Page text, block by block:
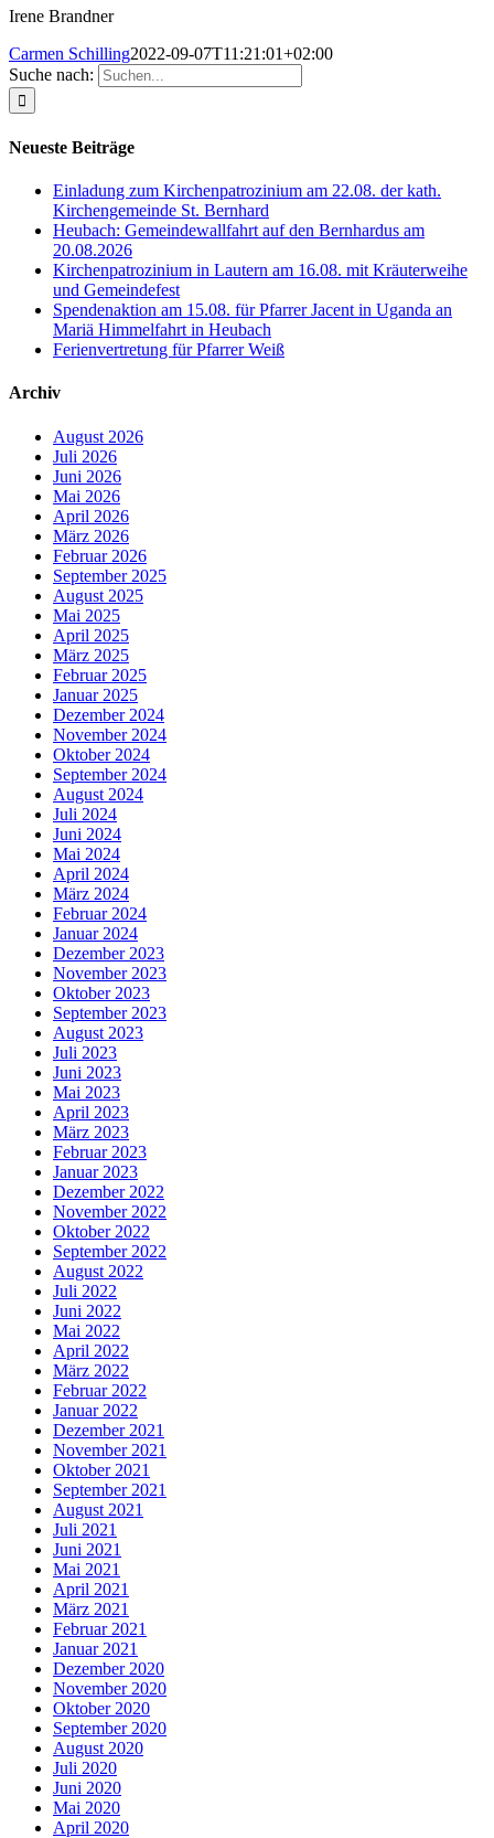
Irene Brandner
Carmen Schilling2022-09-07T11:21:01+02:00
Suche nach:
Neueste Beiträge
Einladung zum Kirchenpatrozinium am 22.08. der kath.
Kirchengemeinde St. Bernhard
Heubach: Gemeindewallfahrt auf den Bernhardus am
20.08.2026
Kirchenpatrozinium in Lautern am 16.08. mit Kräuterweihe
und Gemeindefest
Spendenaktion am 15.08. für Pfarrer Jacent in Uganda an
Mariä Himmelfahrt in Heubach
Ferienvertretung für Pfarrer Weiß
Archiv
August 2026
Juli 2026
Juni 2026
Mai 2026
April 2026
März 2026
Februar 2026
September 2025
August 2025
Mai 2025
April 2025
März 2025
Februar 2025
Januar 2025
Dezember 2024
November 2024
Oktober 2024
September 2024
August 2024
Juli 2024
Juni 2024
Mai 2024
April 2024
März 2024
Februar 2024
Januar 2024
Dezember 2023
November 2023
Oktober 2023
September 2023
August 2023
Juli 2023
Juni 2023
Mai 2023
April 2023
März 2023
Februar 2023
Januar 2023
Dezember 2022
November 2022
Oktober 2022
September 2022
August 2022
Juli 2022
Juni 2022
Mai 2022
April 2022
März 2022
Februar 2022
Januar 2022
Dezember 2021
November 2021
Oktober 2021
September 2021
August 2021
Juli 2021
Juni 2021
Mai 2021
April 2021
März 2021
Februar 2021
Januar 2021
Dezember 2020
November 2020
Oktober 2020
September 2020
August 2020
Juli 2020
Juni 2020
Mai 2020
April 2020